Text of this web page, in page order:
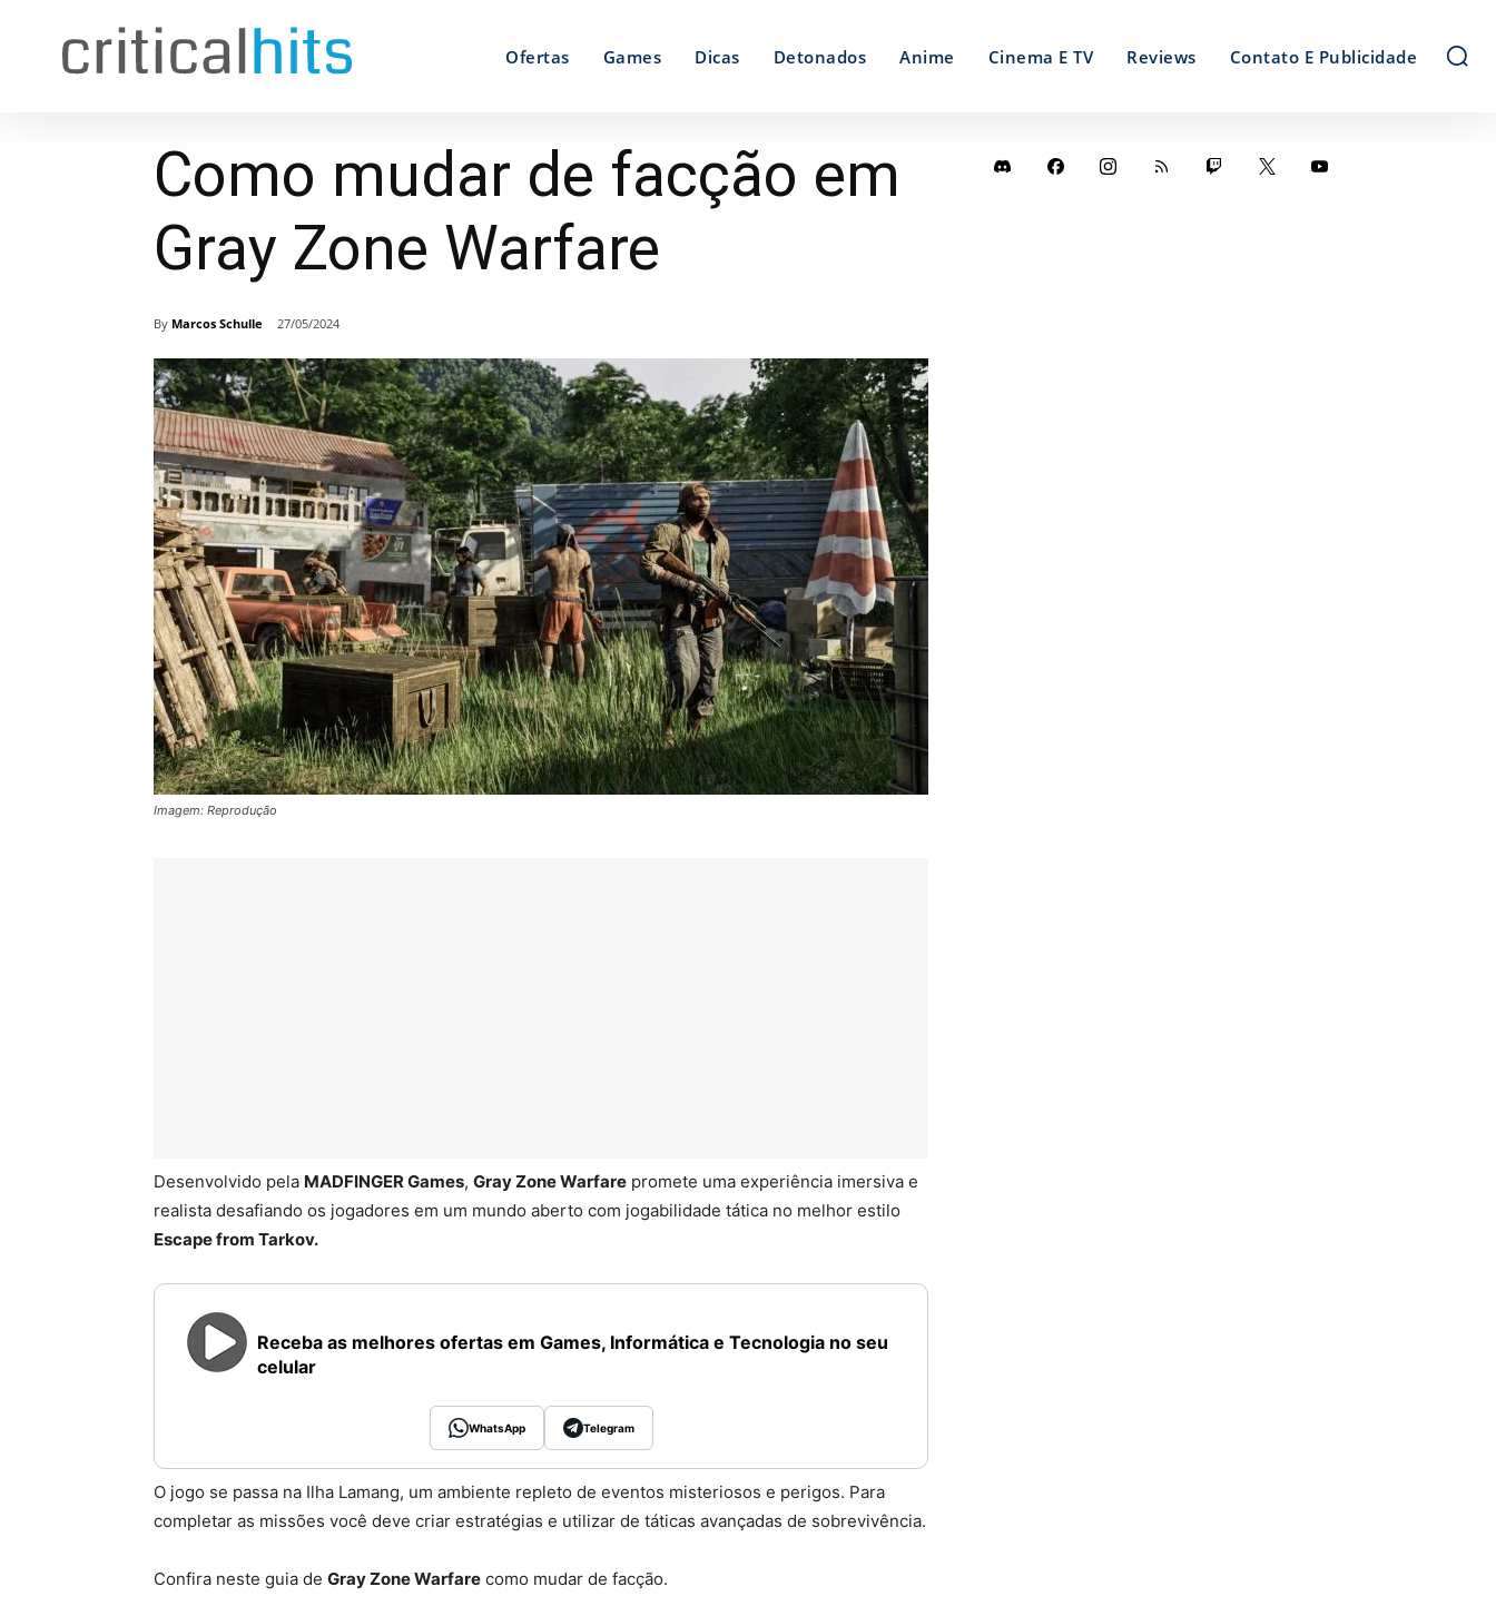
Ofertas Games Dicas Detonados Anime Cinema E TV Reviews Contato E Publicidade
Como mudar de facção em
Gray Zone Warfare
By Marcos Schulle 27/05/2024
Imagem: Reprodução
Desenvolvido pela MADFINGER Games, Gray Zone Warfare promete uma experiência imersiva e
realista desafiando os jogadores em um mundo aberto com jogabilidade tática no melhor estilo
Escape from Tarkov.
Receba as melhores ofertas em Games, Informática e Tecnologia no seu
celular
WhatsApp Telegram
O jogo se passa na Ilha Lamang, um ambiente repleto de eventos misteriosos e perigos. Para
completar as missões você deve criar estratégias e utilizar de táticas avançadas de sobrevivência.
Confira neste guia de Gray Zone Warfare como mudar de facção.